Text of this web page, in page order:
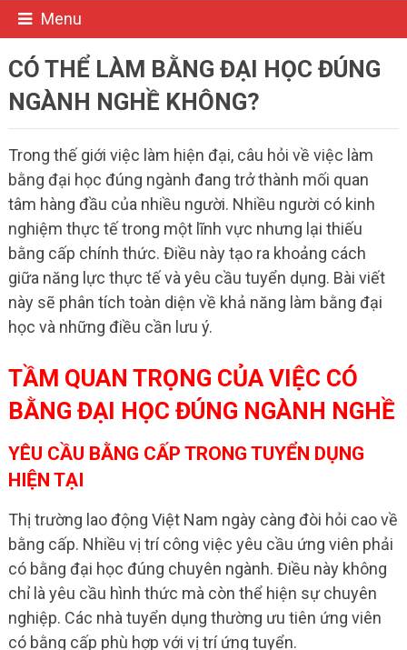
Menu
CÓ THỂ LÀM BẰNG ĐẠI HỌC ĐÚNG
NGÀNH NGHỀ KHÔNG?
Trong thế giới việc làm hiện đại, câu hỏi về việc làm
bằng đại học đúng ngành đang trở thành mối quan
tâm hàng đầu của nhiều người. Nhiều người có kinh
nghiệm thực tế trong một lĩnh vực nhưng lại thiếu
bằng cấp chính thức. Điều này tạo ra khoảng cách
giữa năng lực thực tế và yêu cầu tuyển dụng. Bài viết
này sẽ phân tích toàn diện về khả năng làm bằng đại
học và những điều cần lưu ý.
TẦM QUAN TRỌNG CỦA VIỆC CÓ
BẰNG ĐẠI HỌC ĐÚNG NGÀNH NGHỀ
YÊU CẦU BẰNG CẤP TRONG TUYỂN DỤNG
HIỆN TẠI
Thị trường lao động Việt Nam ngày càng đòi hỏi cao về
bằng cấp. Nhiều vị trí công việc yêu cầu ứng viên phải
có bằng đại học đúng chuyên ngành. Điều này không
chỉ là yêu cầu hình thức mà còn thể hiện sự chuyên
nghiệp. Các nhà tuyển dụng thường ưu tiên ứng viên
có bằng cấp phù hợp với vị trí ứng tuyển.